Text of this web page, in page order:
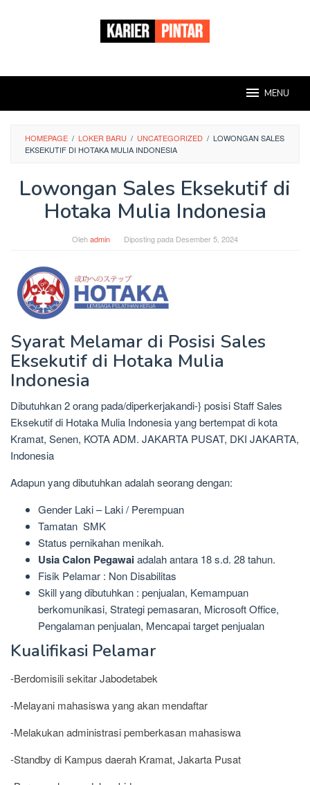
MENU
HOMEPAGE / LOKER BARU / UNCATEGORIZED / LOWONGAN SALES
EKSEKUTIF DI HOTAKA MULIA INDONESIA
Lowongan Sales Eksekutif di
Hotaka Mulia Indonesia
Olehadmin Diposting pada Desember 5, 2024
Syarat Melamar di Posisi Sales
Eksekutif di Hotaka Mulia
Indonesia
Dibutuhkan 2 orang pada/diperkerjakandi-} posisi Staff Sales
Eksekutif di Hotaka Mulia Indonesia yang bertempat di kota
Kramat, Senen, KOTA ADM. JAKARTA PUSAT, DKI JAKARTA,
Indonesia
Adapun yang dibutuhkan adalah seorang dengan:
Gender Laki – Laki / Perempuan
Tamatan SMK
Status pernikahan menikah.
Usia Calon Pegawaiadalah antara 18 s.d. 28 tahun.
Fisik Pelamar : Non Disabilitas
Skill yang dibutuhkan : penjualan, Kemampuan
berkomunikasi, Strategi pemasaran, Microsoft Office,
Pengalaman penjualan, Mencapai target penjualan
Kualifikasi Pelamar
-Berdomisili sekitar Jabodetabek
-Melayani mahasiswa yang akan mendaftar
-Melakukan administrasi pemberkasan mahasiswa
-Standby di Kampus daerah Kramat, Jakarta Pusat